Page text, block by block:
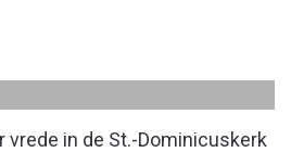
vrede in de St.-Dominicuskerk